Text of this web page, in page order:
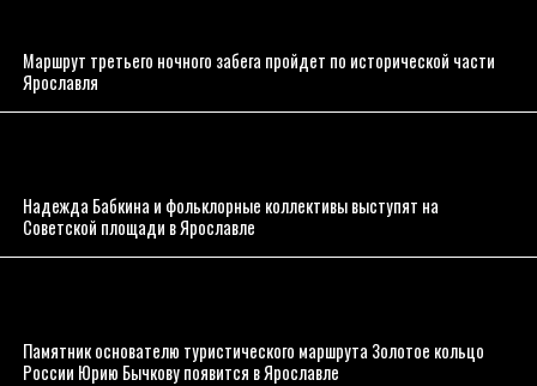
Маршрут третьего ночного забега пройдет по исторической части
Ярославля
Надежда Бабкина и фольклорные коллективы выступят на
Советской площади в Ярославле
Памятник основателю туристического маршрута Золотое кольцо
России Юрию Бычкову появится в Ярославле